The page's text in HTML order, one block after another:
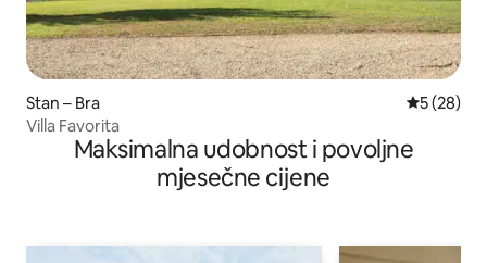
Stan – Bra Prosječna
5 (28)
Villa Favorita
Maksimalna udobnost i povoljne
mjesečne cijene